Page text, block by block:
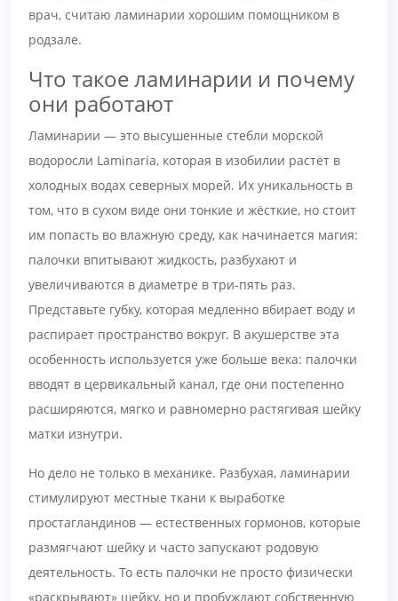
врач, считаю ламинарии хорошим помощником в
родзале.
Что такое ламинарии и почему
они работают
Ламинарии — это высушенные стебли морской
водоросли Laminaria, которая в изобилии растёт в
холодных водах северных морей. Их уникальность в
том, что в сухом виде они тонкие и жёсткие, но стоит
им попасть во влажную среду, как начинается магия:
палочки впитывают жидкость, разбухают и
увеличиваются в диаметре в три-пять раз.
Представьте губку, которая медленно вбирает воду и
распирает пространство вокруг. В акушерстве эта
особенность используется уже больше века: палочки
вводят в цервикальный канал, где они постепенно
расширяются, мягко и равномерно растягивая шейку
матки изнутри.
Но дело не только в механике. Разбухая, ламинарии
стимулируют местные ткани к выработке
простагландинов — естественных гормонов, которые
размягчают шейку и часто запускают родовую
деятельность. То есть палочки не просто физически
«раскрывают» шейку, но и пробуждают собственную